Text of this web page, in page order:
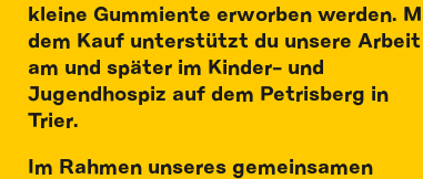
kleine Gummiente erworben werden.
dem Kauf unterstützt du unsere Arbeit
am und später im Kinder- und
Jugendhospiz auf dem Petrisberg in
Trier.
Im Rahmen unseres gemeinsamen